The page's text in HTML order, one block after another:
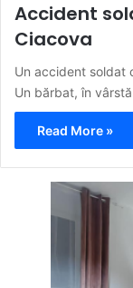
Accident
Ciacova
Un accident soldat
Un bărbat, în
Read More »